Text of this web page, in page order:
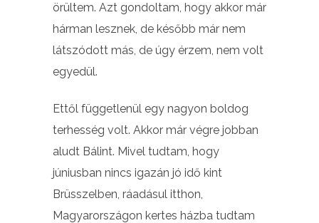
örültem. Azt gondoltam, hogy akkor már
hárman lesznek, de később már nem
látszódott más, de úgy érzem, nem volt
egyedül.
Ettől függetlenül egy nagyon boldog
terhesség volt. Akkor már végre jobban
aludt Bálint. Mivel tudtam, hogy
júniusban nincs igazán jó idő kint
Brüsszelben, ráadásul itthon,
Magyarországon kertes házba tudtam